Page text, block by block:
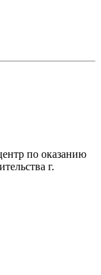
по оказанию
г.